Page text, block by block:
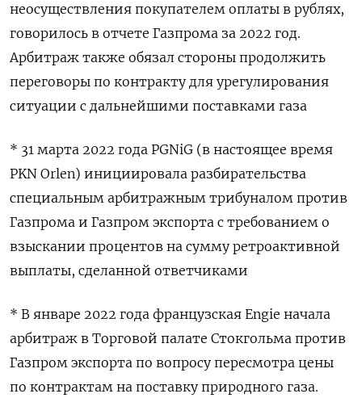
неосуществления покупателем оплаты в рублях,
говорилось в отчете Газпрома за 2022 год.
Арбитраж также обязал стороны продолжить
переговоры по контракту для урегулирования
ситуации с дальнейшими поставками газа
* 31 марта 2022 года PGNiG (в настоящее время
PKN Orlen) инициировала разбирательства
специальным арбитражным трибуналом против
Газпрома и Газпром экспорта с требованием о
взыскании процентов на сумму ретроактивной
выплаты, сделанной ответчиками
* В январе 2022 года французская Engie начала
арбитраж в Торговой палате Стокгольма против
Газпром экспорта по вопросу пересмотра цены
по контрактам на поставку природного газа.